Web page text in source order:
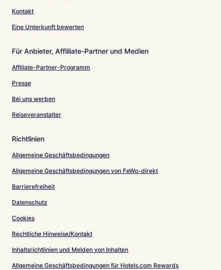
Kontakt
Eine Unterkunft bewerten
Für Anbieter, Affliliate-Partner und Medien
Affiliate-Partner-Programm
Presse
Bei uns werben
Reiseveranstalter
Richtlinien
Allgemeine Geschäftsbedingungen
Allgemeine Geschäftsbedingungen von FeWo-direkt
Barrierefreiheit
Datenschutz
Cookies
Rechtliche Hinweise/Kontakt
Inhaltsrichtlinien und Melden von Inhalten
Allgemeine Geschäftsbedingungen für Hotels.com Rewards